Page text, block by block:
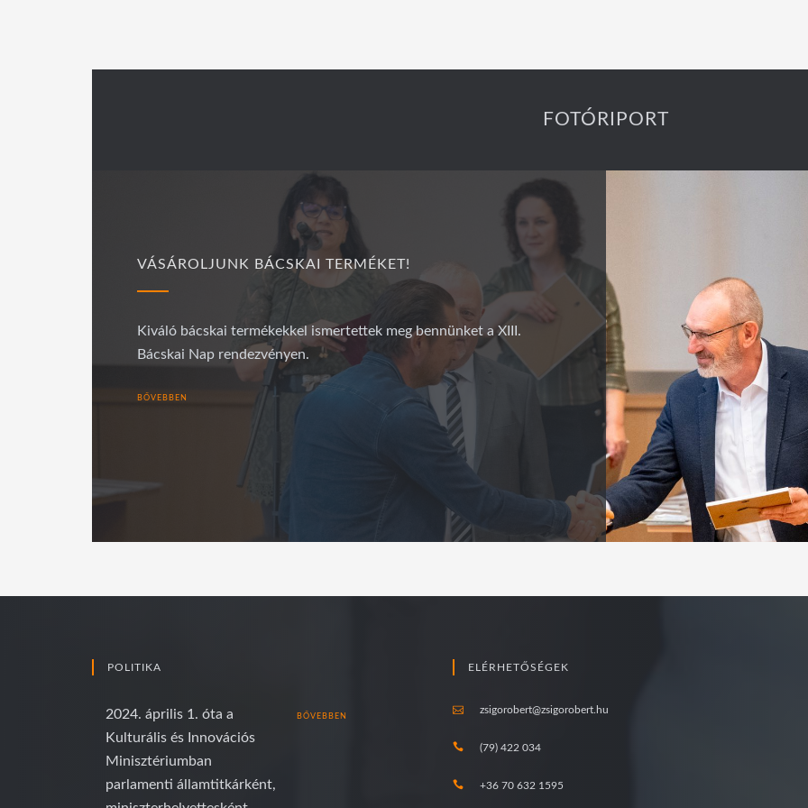
FOTÓRIPORT
VÁSÁROLJUNK BÁCSKAI TERMÉKET!
Kiváló bácskai termékekkel ismertettek meg bennünket a XIII.
Bácskai Nap rendezvényen.
BŐVEBBEN
POLITIKA
2024. április 1. óta a
Kulturális és Innovációs
Minisztériumban
parlamenti államtitkárként,
BŐVEBBEN
ELÉRHETŐSÉGEK
zsigorobert@zsigorobert.hu
(79) 422 034
+36 70 632 1595